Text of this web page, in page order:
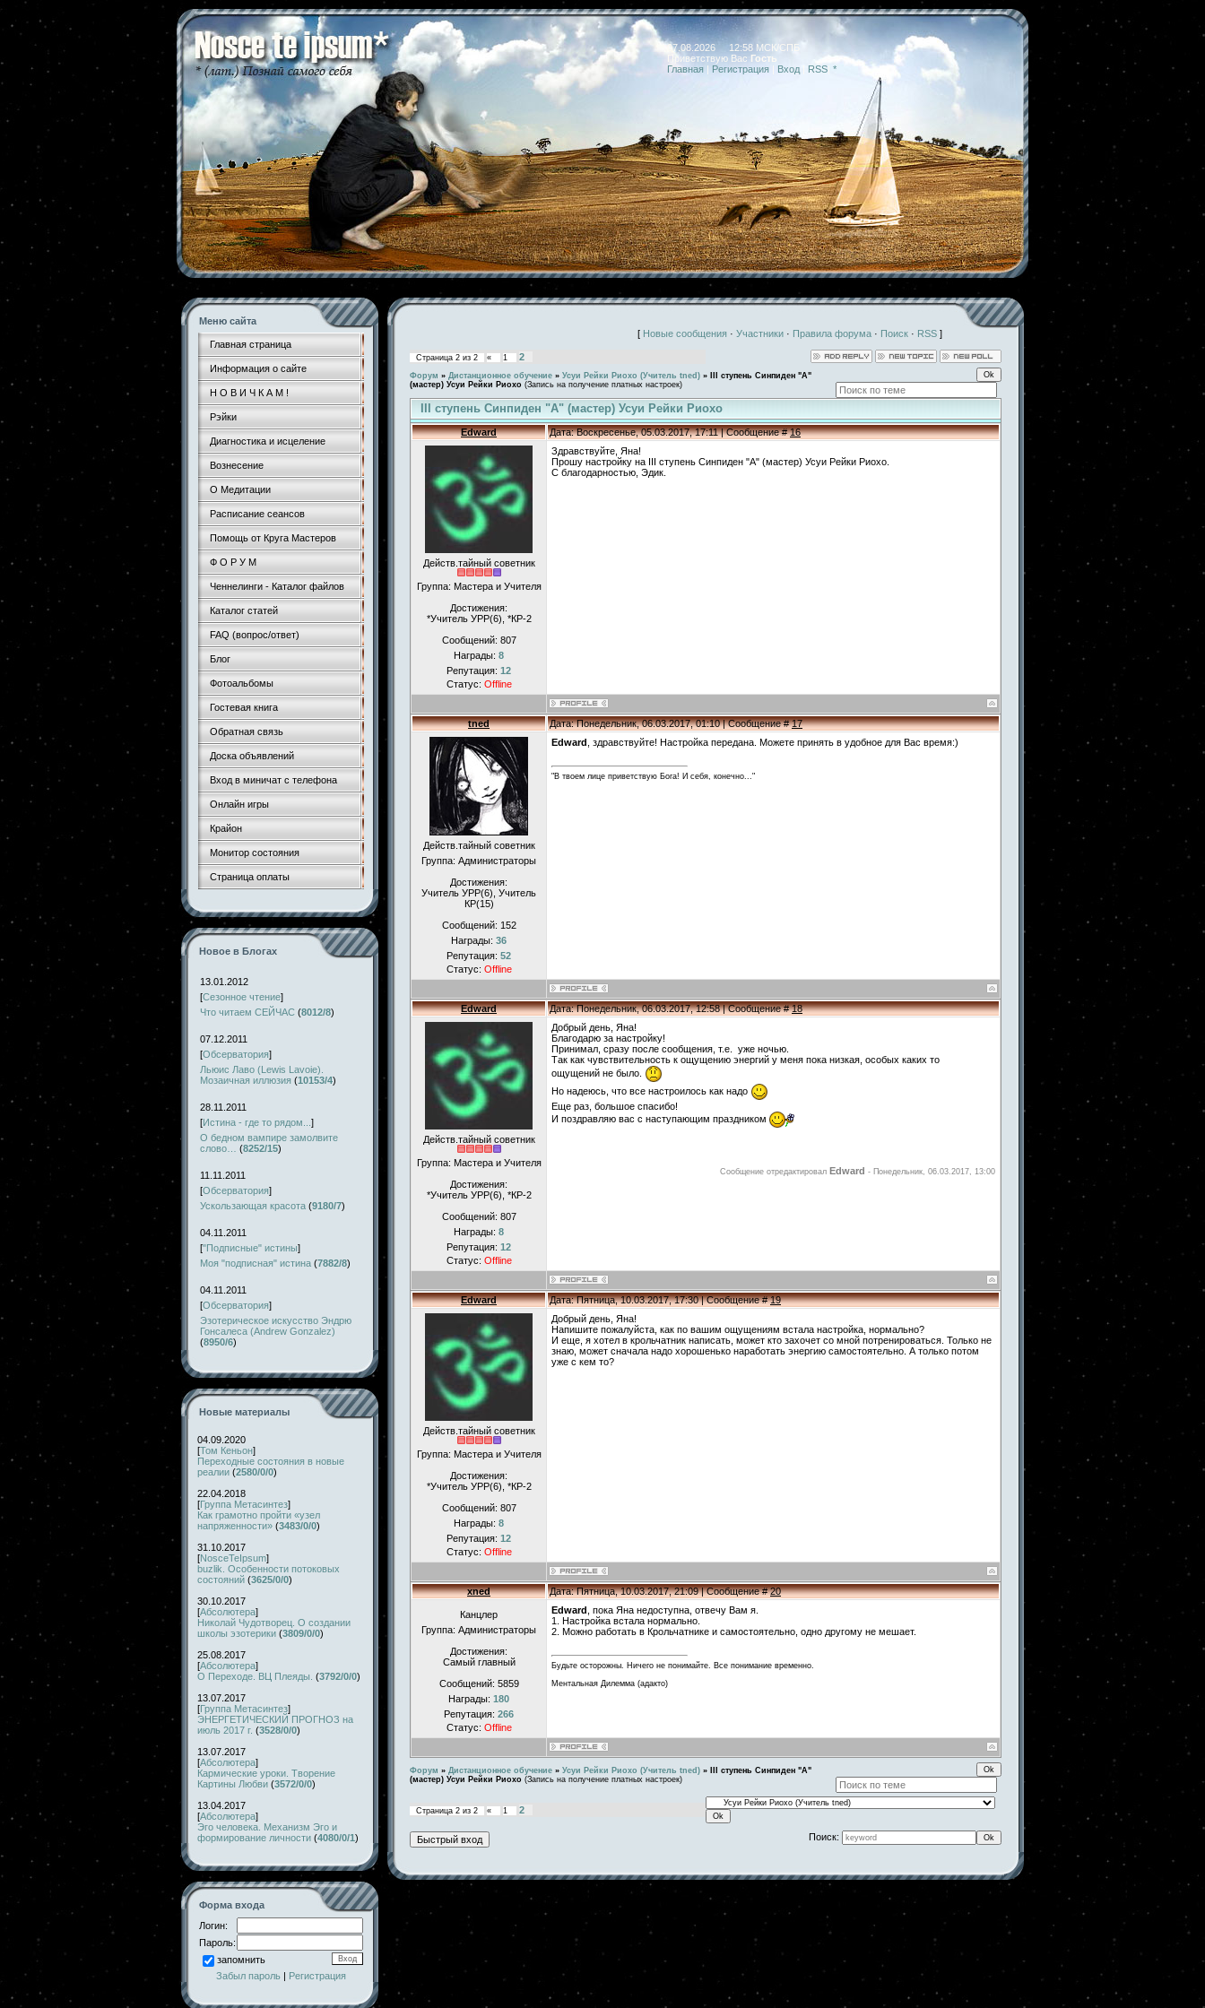
07.08.2026 12:58 МСК/СПБ
Приветствую Вас Гость
Главная | Регистрация | Вход RSS *
Меню сайта
Главная страница
Информация о сайте
Н О В И Ч К А М !
Рэйки
Диагностика и исцеление
Вознесение
О Медитации
Расписание сеансов
Помощь от Круга Мастеров
Ф О Р У М
Ченнелинги - Каталог файлов
Каталог статей
FAQ (вопрос/ответ)
Блог
Фотоальбомы
Гостевая книга
Обратная связь
Доска объявлений
Вход в миничат с телефона
Онлайн игры
Крайон
Монитор состояния
Страница оплаты
Новое в Блогах
13.01.2012
[Сезонное чтение]
Что читаем СЕЙЧАС (8012/8)
07.12.2011
[Обсерватория]
Льюис Лаво (Lewis Lavoie).
Мозаичная иллюзия (10153/4)
28.11.2011
[Истина - где то рядом... ]
О бедном вампире замолвите
слово…
(8252/15)
11.11.2011
[Обсерватория]
Ускользающая красота (9180/7)
04.11.2011
["Подписные" истины]
Моя "подписная" истина (7882/8)
04.11.2011
[Обсерватория]
Эзотерическое искусство Эндрю
Гонсалеса (Andrew Gonzalez)
(8950/6)
Новые материалы
04.09.2020
[Том Кеньон]
Переходные состояния в новые
реалии (2580/0/0)
22.04.2018
[Группа Метасинтез]
Как грамотно пройти «узел
напряженности» (3483/0/0)
31.10.2017
[NosceTeIpsum]
buzlik. Особенности потоковых
состояний (3625/0/0)
30.10.2017
[Абсолютера]
Николай Чудотворец. О создании
школы эзотерики (3809/0/0)
25.08.2017
[Абсолютера]
О Переходе. ВЦ Плеяды. (3792/0/0)
13.07.2017
[Группа Метасинтез]
ЭНЕРГЕТИЧЕСКИЙ ПРОГНОЗ на
июль 2017 г. (3528/0/0)
13.07.2017
[Абсолютера]
Кармические уроки. Творение
Картины Любви (3572/0/0)
13.04.2017
[Абсолютера]
Эго человека. Механизм Эго и
формирование личности (4080/0/1)
Форма входа
Логин:
Пароль:
запомнить
Забыл пароль | Регистрация
[ Новые сообщения · Участники · Правила форума · Поиск · RSS ]
Страница 2 из 2 « 1 2
Форум » Дистанционное обучение » Усуи Рейки Риохо (Учитель tned) »
III ступень Синпиден "А"
(мастер) Усуи Рейки Риохо (Запись на получение платных настроек)
III ступень Синпиден "А" (мастер) Усуи Рейки Риохо
Edward Дата: Воскресенье, 05.03.2017, 17:11 | Сообщение #16
Действ.тайный советник
Группа: Мастера и Учителя
Достижения:
*Учитель УРР(6), *КР-2
Сообщений: 807
Награды: 8
Репутация: 12
Статус: Offline
Здравствуйте, Яна!
Прошу настройку на III ступень Синпиден "А" (мастер) Усуи Рейки Риохо.
С благодарностью, Эдик.
tned Дата: Понедельник, 06.03.2017, 01:10 | Сообщение #17
Действ.тайный советник
Группа: Администраторы
Достижения:
Учитель УРР(6), Учитель
КР(15)
Сообщений: 152
Награды: 36
Репутация: 52
Статус: Offline
Edward , здравствуйте! Настройка передана. Можете принять в удобное для Вас время:)
"В твоем лице приветствую Бога! И себя, конечно..."
Edward Дата: Понедельник, 06.03.2017, 12:58 | Сообщение #18
Действ.тайный советник
Группа: Мастера и Учителя
Достижения:
*Учитель УРР(6), *КР-2
Сообщений: 807
Награды: 8
Репутация: 12
Статус: Offline
Добрый день, Яна!
Благодарю за настройку!
Принимал, сразу после сообщения, т.е. уже ночью.
Так как чувствительность к ощущению энергий у меня пока низкая, особых каких то
ощущений не было.
Но надеюсь, что все настроилось как надо
Еще раз, большое спасибо!
И поздравляю вас с наступающим праздником
Сообщение отредактировал Edward - Понедельник, 06.03.2017, 13:00
Edward Дата: Пятница, 10.03.2017, 17:30 | Сообщение #19
Действ.тайный советник
Группа: Мастера и Учителя
Достижения:
*Учитель УРР(6), *КР-2
Сообщений: 807
Награды: 8
Репутация: 12
Статус: Offline
Добрый день, Яна!
Напишите пожалуйста, как по вашим ощущениям встала настройка, нормально?
И еще, я хотел в крольчатник написать, может кто захочет со мной потренироваться. Только не
знаю, может сначала надо хорошенько наработать энергию самостоятельно. А только потом
уже с кем то?
xned Дата: Пятница, 10.03.2017, 21:09 | Сообщение #20
Канцлер
Группа: Администраторы
Достижения:
Самый главный
Сообщений: 5859
Награды: 180
Репутация: 266
Статус: Offline
Edward , пока Яна недоступна, отвечу Вам я.
1. Настройка встала нормально.
2. Можно работать в Крольчатнике и самостоятельно, одно другому не мешает.
Будьте осторожны. Ничего не понимайте. Все понимание временно.
Ментальная Дилемма (адакто)
Форум » Дистанционное обучение » Усуи Рейки Риохо (Учитель tned) »
III ступень Синпиден "А"
(мастер) Усуи Рейки Риохо (Запись на получение платных настроек)
Страница 2 из 2 « 1 2
Поиск: